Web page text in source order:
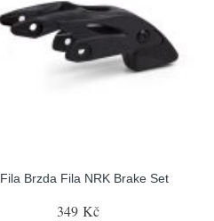
Fila Brzda Fila NRK Brake Set
349 Kč